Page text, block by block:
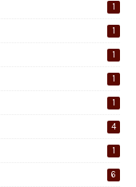
1
1
1
1
1
4
1
6